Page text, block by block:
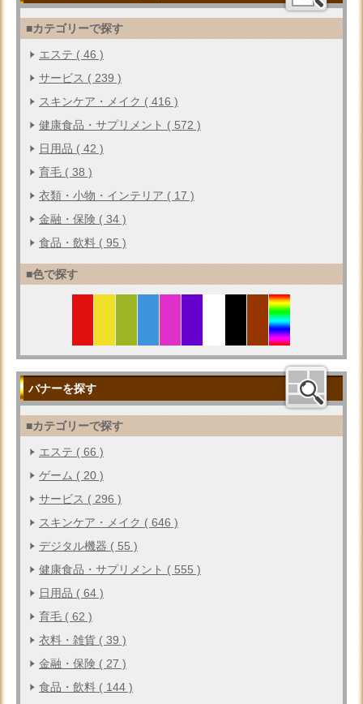
■カテゴリーで探す
エステ ( 46 )
サービス ( 239 )
スキンケア・メイク ( 416 )
健康食品・サプリメント ( 572 )
日用品 ( 42 )
育毛 ( 38 )
衣類・小物・インテリア ( 17 )
金融・保険 ( 34 )
食品・飲料 ( 95 )
■色で探す
バナーを探す
■カテゴリーで探す
エステ ( 66 )
ゲーム ( 20 )
サービス ( 296 )
スキンケア・メイク ( 646 )
デジタル機器 ( 55 )
健康食品・サプリメント ( 555 )
日用品 ( 64 )
育毛 ( 62 )
衣料・雑貨 ( 39 )
金融・保険 ( 27 )
食品・飲料 ( 144 )